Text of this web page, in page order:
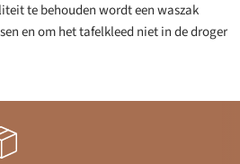
te behouden wordt een waszak
en om het tafelkleed niet in de droger